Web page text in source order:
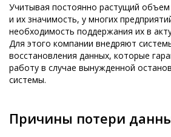
Учитывая постоянно растущий
и их значимость, у многих
необходимость поддержания их в
Для этого компании внедряют
восстановления данных, которые
работу в случае вынужденной
системы.
Причины потери